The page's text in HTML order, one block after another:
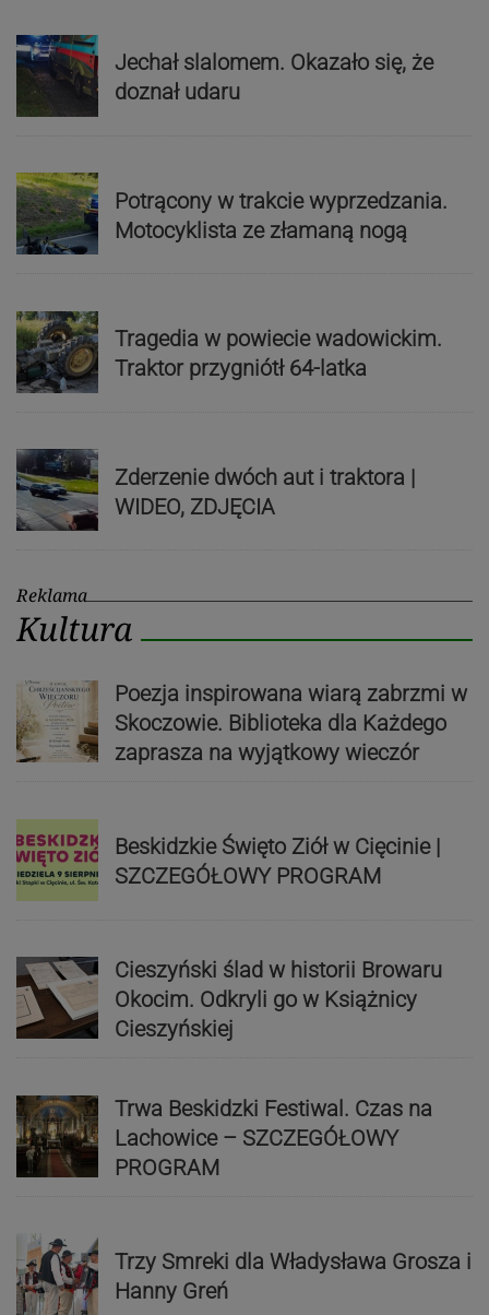
Jechał slalomem. Okazało się, że
doznał udaru
Potrącony w trakcie wyprzedzania.
Motocyklista ze złamaną nogą
Tragedia w powiecie wadowickim.
Traktor przygniótł 64-latka
Zderzenie dwóch aut i traktora |
WIDEO, ZDJĘCIA
Reklama
Kultura
Poezja inspirowana wiarą zabrzmi w
Skoczowie. Biblioteka dla Każdego
zaprasza na wyjątkowy wieczór
Beskidzkie Święto Ziół w Cięcinie |
SZCZEGÓŁOWY PROGRAM
Cieszyński ślad w historii Browaru
Okocim. Odkryli go w Książnicy
Cieszyńskiej
Trwa Beskidzki Festiwal. Czas na
Lachowice – SZCZEGÓŁOWY
PROGRAM
Trzy Smreki dla Władysława Grosza i
Hanny Greń